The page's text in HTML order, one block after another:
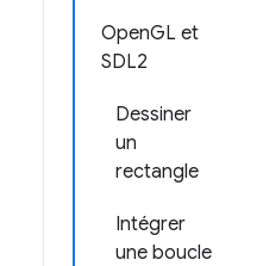
OpenGL et
SDL2
Dessiner
un
rectangle
Intégrer
une boucle